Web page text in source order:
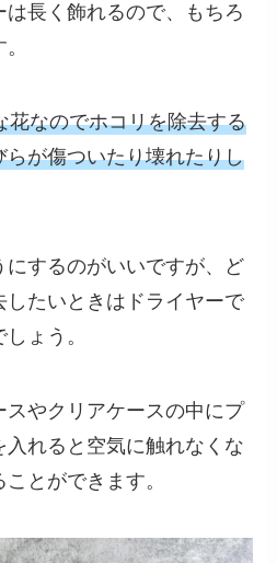
長く飾れるので、もちろ
花なのでホコリを除去する
が傷ついたり壊れたりし
にするのがいいですが、ど
したいときはドライヤーで
ょう。
スやクリアケースの中にプ
入れると空気に触れなくな
とができます。